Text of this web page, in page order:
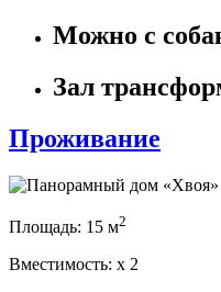
Можно с
Зал
Проживание
Площадь: 15 м2
Вместимость: x 2